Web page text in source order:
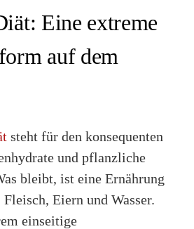
Eine extreme
auf dem
steht für den konsequenten
und pflanzliche
bleibt, ist eine Ernährung
Eiern und Wasser.
einseitige